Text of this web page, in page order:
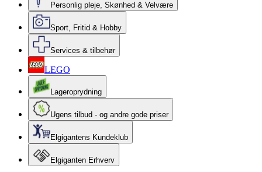
Personlig pleje, Skønhed & Velvære
Sport, Fritid & Hobby
Services & tilbehør
LEGO
Lageroprydning
Ugens tilbud - og andre gode priser
Elgigantens Kundeklub
Elgiganten Erhverv